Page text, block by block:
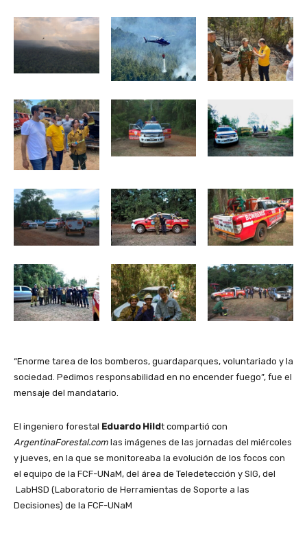
“Enorme tarea de los bomberos, guardaparques, voluntariado y la
sociedad. Pedimos responsabilidad en no encender fuego”, fue el
mensaje del mandatario.
El ingeniero forestal Eduardo Hildt compartió con
ArgentinaForestal.com las imágenes de las jornadas del miércoles
y jueves, en la que se monitoreaba la evolución de los focos con
el equipo de la FCF-UNaM, del área de Teledetección y SIG, del
LabHSD (Laboratorio de Herramientas de Soporte a las
Decisiones) de la FCF-UNaM